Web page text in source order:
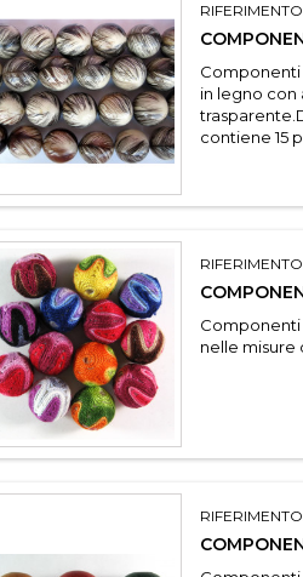
Componenti
in legno con
contiene 15
Componenti
nelle misure